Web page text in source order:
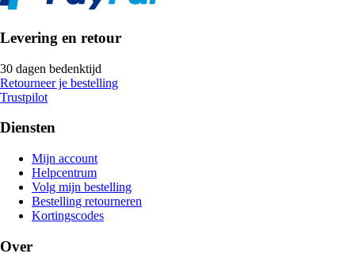
Levering en retour
30 dagen bedenktijd
Retourneer je bestelling
Trustpilot
Diensten
Mijn account
Helpcentrum
Volg mijn bestelling
Bestelling retourneren
Kortingscodes
Over